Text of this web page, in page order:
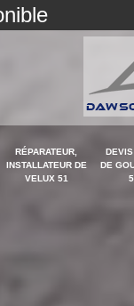
RÉPARATEUR,
INSTALLATEUR DE
VELUX 51
DE